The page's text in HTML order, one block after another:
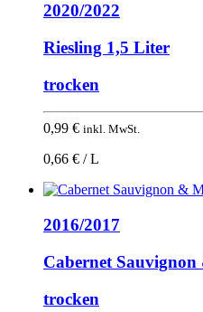
2020/2022
Riesling 1,5 Liter
trocken
0,99 € inkl. MwSt.
0,66 € / L
2016/2017
Cabernet
trocken